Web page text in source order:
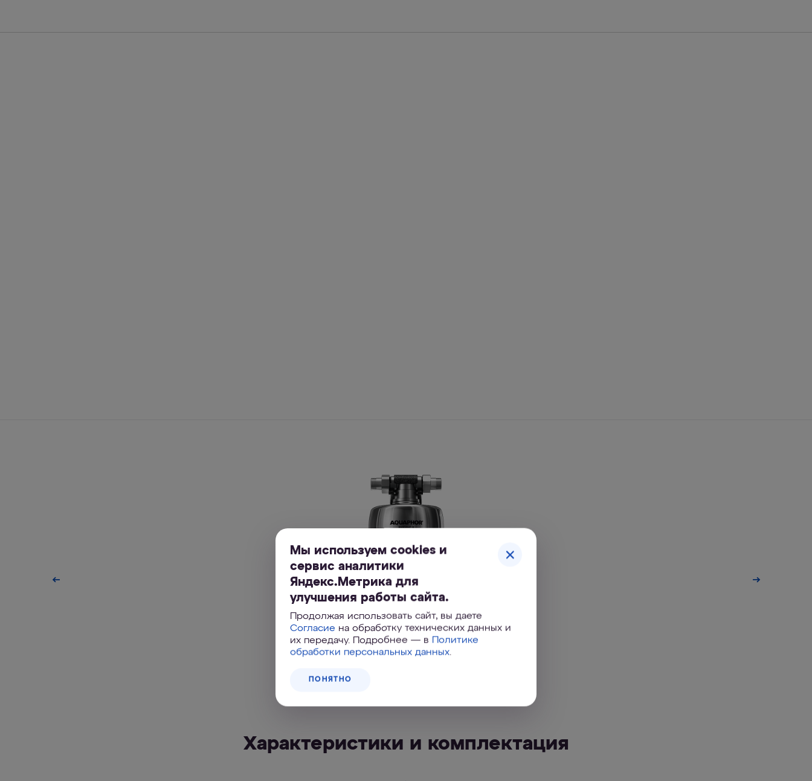
Характеристики и комплектация
Мы используем cookies и
сервис аналитики
Яндекс.Метрика для
улучшения работы сайта.
Продолжая использовать сайт, вы даете
Согласие на обработку технических данных и
их передачу. Подробнее — в Политике
обработки персональных данных.
ПОНЯТНО